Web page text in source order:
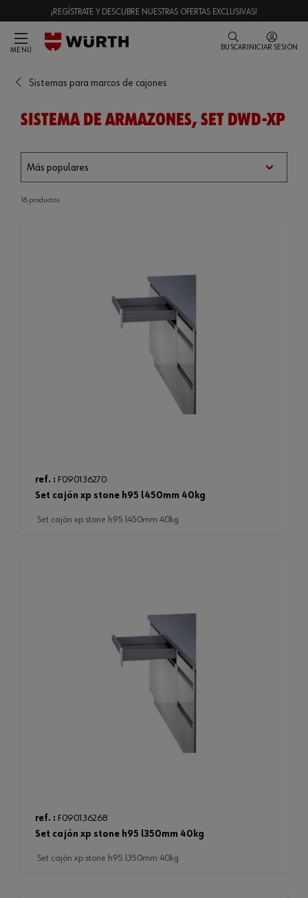
¡REGÍSTRATE Y DESCUBRE NUESTRAS OFERTAS EXCLUSIVAS!
MENÚ BUSCAR INICIAR SESIÓN
Sistemas para marcos de cajones
SISTEMA DE ARMAZONES, SET DWD-XP
16 productos
ref. : F090136270
set cajón xp stone h95 l450mm 40kg
set cajón xp stone h95 l450mm 40kg
ref. : F090136268
set cajón xp stone h95 l350mm 40kg
set cajón xp stone h95 l350mm 40kg